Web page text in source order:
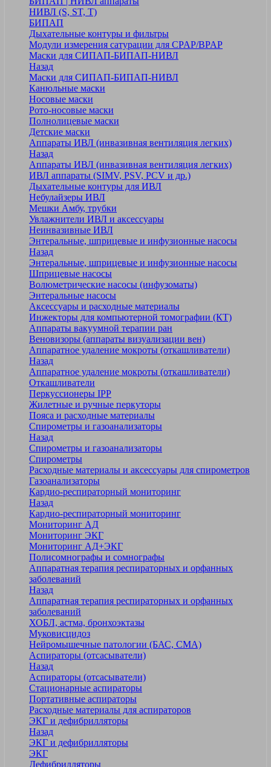
НИВЛ (S, ST, T)
БИПАП
Дыхательные контуры и фильтры
Модули измерения сатурации для CPAP/BPAP
Маски для СИПАП-БИПАП-НИВЛ
Назад
Маски для СИПАП-БИПАП-НИВЛ
Канюльные маски
Носовые маски
Рото-носовые маски
Полнолицевые маски
Детские маски
Аппараты ИВЛ (инвазивная вентиляция легких)
Назад
Аппараты ИВЛ (инвазивная вентиляция легких)
ИВЛ аппараты (SIMV, PSV, PCV и др.)
Дыхательные контуры для ИВЛ
Небулайзеры ИВЛ
Мешки Амбу, трубки
Увлажнители ИВЛ и аксессуары
Неинвазивные ИВЛ
Энтеральные, шприцевые и инфузионные насосы
Назад
Энтеральные, шприцевые и инфузионные насосы
Шприцевые насосы
Волюметрические насосы (инфузоматы)
Энтеральные насосы
Аксессуары и расходные материалы
Инжекторы для компьютерной томографии (КТ)
Аппараты вакуумной терапии ран
Веновизоры (аппараты визуализации вен)
Аппаратное удаление мокроты (откашливатели)
Назад
Аппаратное удаление мокроты (откашливатели)
Откашливатели
Перкуссионеры IPP
Жилетные и ручные перкуторы
Пояса и расходные материалы
Спирометры и газоанализаторы
Назад
Спирометры и газоанализаторы
Спирометры
Расходные материалы и аксессуары для спирометров
Газоанализаторы
Кардио-респираторный мониторинг
Назад
Кардио-респираторный мониторинг
Мониторинг АД
Мониторинг ЭКГ
Мониторинг АД+ЭКГ
Полисомнографы и сомнографы
Аппаратная терапия респираторных и орфанных
заболеваний
Назад
Аппаратная терапия респираторных и орфанных
заболеваний
ХОБЛ, астма, бронхоэктазы
Муковисцидоз
Нейромышечные патологии (БАС, СМА)
Аспираторы (отсасыватели)
Назад
Аспираторы (отсасыватели)
Стационарные аспираторы
Портативные аспираторы
Расходные материалы для аспираторов
ЭКГ и дефибрилляторы
Назад
ЭКГ и дефибрилляторы
ЭКГ
Дефибрилляторы